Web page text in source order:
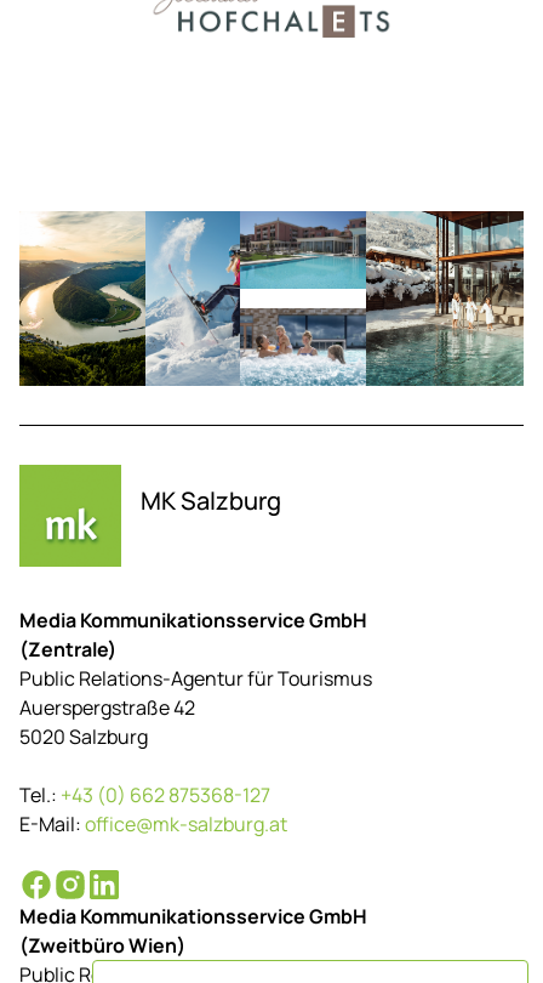
MK Salzburg
Media Kommunikationsservice GmbH
(Zentrale)
Public Relations-Agentur für Tourismus
Auerspergstraße 42
5020 Salzburg
Tel.: +43 (0) 662 875368-127
E-Mail:office@mk-salzburg.at
Media Kommunikationsservice GmbH
(Zweitbüro Wien)
Public Relations-Agentur für Tourismus